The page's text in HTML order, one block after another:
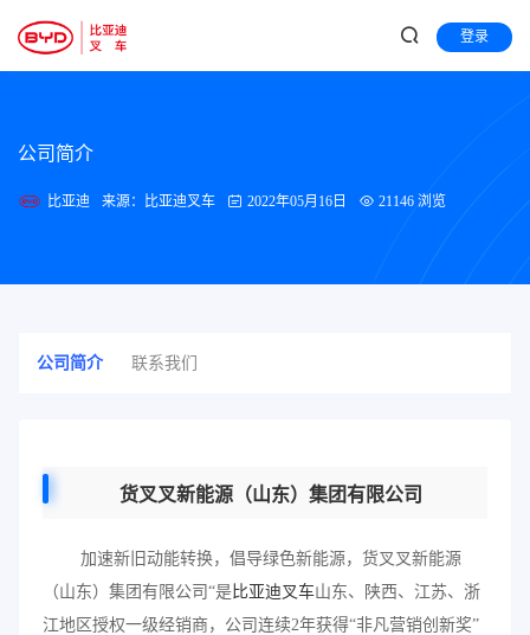
登录
公司简介
比亚迪 来源：比亚迪叉车 2022年05月16日 21146 浏览
公司简介 联系我们
货叉叉新能源（山东）集团有限公司
加速新旧动能转换，倡导绿色新能源，货叉叉新能源
（山东）集团有限公司“是 比亚迪叉车山东、陕西、江苏、浙
江地区授权一级经销商，公司连续2年获得“非凡营销创新奖”